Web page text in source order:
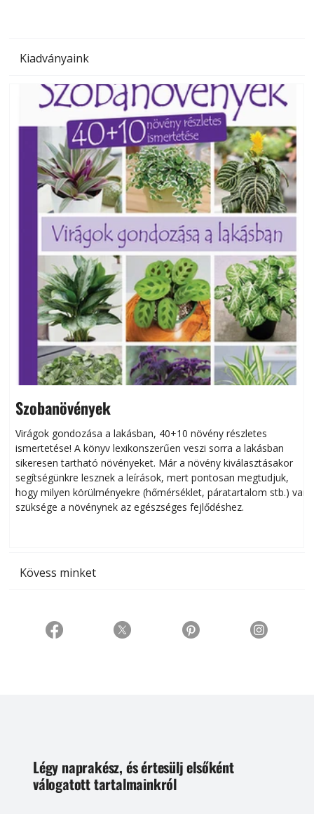
Kiadványaink
Szobanövények
Virágok gondozása a lakásban, 40+10 növény részletes
ismertetése! A könyv lexikonszerűen veszi sorra a lakásban
sikeresen tart­ha­tó növényeket. Már a növény kiválasztásakor
segítségünkre lesznek a leírások, mert pontosan megtudjuk,
hogy milyen körülményekre (hőmérséklet, páratartalom stb.) van
szüksége a növénynek az egészséges fejlődéshez.
Kövess minket
Légy naprakész, és értesülj elsőként
válogatott tartalmainkról